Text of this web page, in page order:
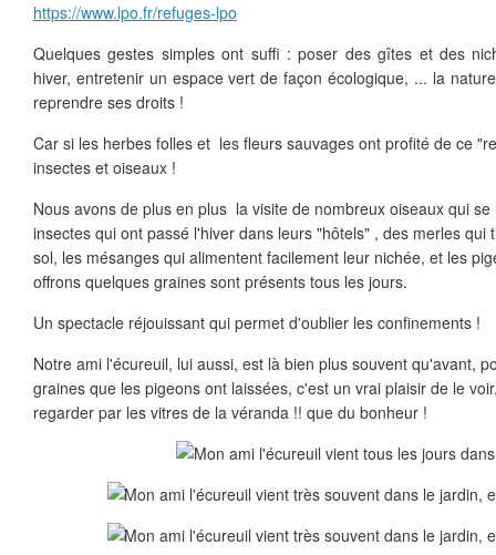
https://www.lpo.fr/refuges-lpo
Quelques gestes simples ont suffi : poser des gîtes et des
hiver, entretenir un espace vert de façon écologique, ... la
reprendre ses droits !
Car si les herbes folles et les fleurs sauvages ont profité de ce
insectes et oiseaux !
Nous avons de plus en plus la visite de nombreux oiseaux qui
insectes qui ont passé l'hiver dans leurs "hôtels" , des merles qui
sol, les mésanges qui alimentent facilement leur nichée, et les
offrons quelques graines sont présents tous les jours.
Un spectacle réjouissant qui permet d'oublier les confinements !
Notre ami l'écureuil, lui aussi, est là bien plus souvent qu'avant,
graines que les pigeons ont laissées, c'est un vrai plaisir de le
regarder par les vitres de la véranda !! que du bonheur !